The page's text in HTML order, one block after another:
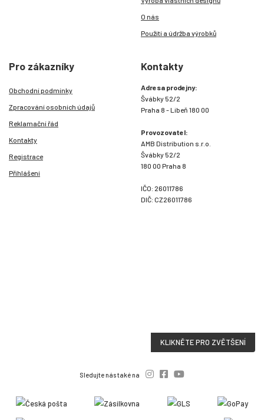
O nás
Použití a údržba výrobků
Pro zákazníky
Obchodní podmínky
Zpracování osobních údajů
Reklamační řád
Kontakty
Registrace
Přihlášení
Kontakty
Adresa prodejny:
Švábky 52/2
Praha 8 - Libeň 180 00
Provozovatel:
AMB Distribution s.r.o.
Švábky 52/2
180 00 Praha 8
IČO: 26011786
DIČ: CZ26011786
KLIKNĚTE PRO ZVĚTŠENÍ
Sledujte nás také na